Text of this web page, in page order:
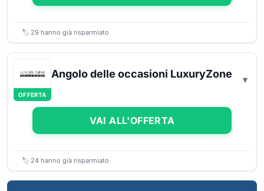
🏷️ 29 hanno già risparmiato
OFFERTA
Angolo delle occasioni LuxuryZone
VAI ALL'OFFERTA
🏷️ 24 hanno già risparmiato